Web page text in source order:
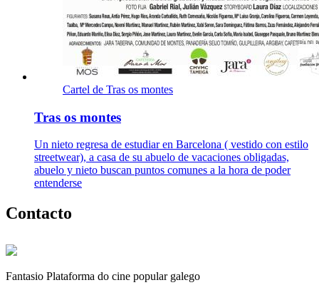
Cartel de Tras os montes
Tras os montes
Un nieto regresa de estudiar en Barcelona ( vestido con estilo
streetwear), a casa de su abuelo de vacaciones obligadas,
abuelo y nieto buscan puntos comunes a la hora de poder
entenderse
Contacto
Fantasio Plataforma do cine popular galego